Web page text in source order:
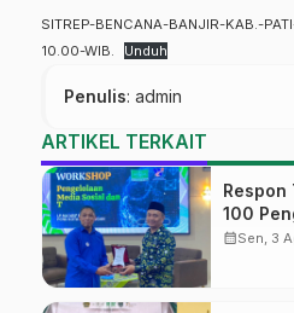
SITREP-BENCANA-BANJIR-KAB.-
10.00-WIB.
Unduh
Penulis: admin
ARTIKEL TERKAIT
Respon
100
Sekolah
calendar_monthSen, 3